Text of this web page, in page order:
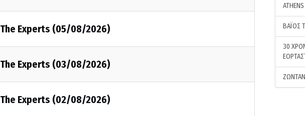
The Experts (05/08/2026)
The Experts (03/08/2026)
The Experts (02/08/2026)
ΒΑΪΟΣ
30